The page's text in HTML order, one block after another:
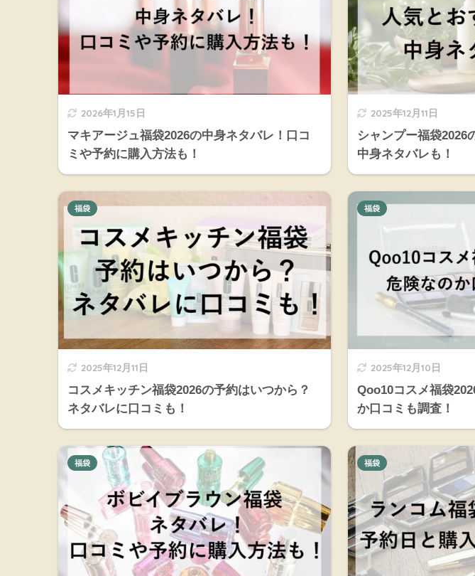
2026年1月15日
マキアージュ福袋2026の中身ネタバレ！口コ
ミや予約に購入方法も！
2025年12月11日
シャンプー福袋2026
中身ネタバレも！
2025年12月11日
コスメキッチン福袋2026の予約はいつから？
ネタバレに口コミも！
福袋
2025年12月10日
Qoo10コスメ福袋
か口コミも調査！
福袋
福袋 福袋